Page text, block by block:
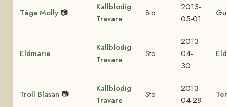
Tåga Molly 📷
Kallblodig
Travare
Sto
2013-
05-01
Eldmarie
Kallblodig
Travare
Sto
2013-
04-
30
Troll Bläsan 📷
Kallblodig
Travare
Sto
2013-
04-28